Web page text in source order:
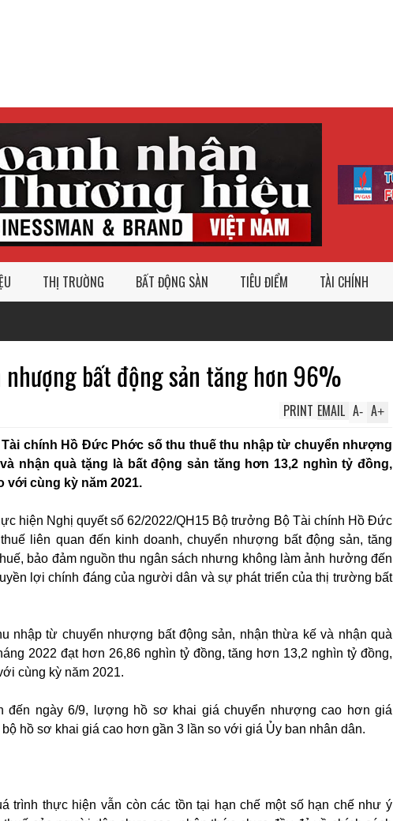
THỊ TRƯỜNG BẤT ĐỘNG SÀN TIÊU ĐIỂM TÀI CHÍNH
bất động sản tăng hơn 96%
A+
A-
EMAIL
PRINT
chính Hồ Đức Phớc số thu thuế thu nhập từ chuyển nhượng
nhận quà tặng là bất động sản tăng hơn 13,2 nghìn tỷ đồng,
với cùng kỳ năm 2021.
hiện Nghị quyết số 62/2022/QH15 Bộ trưởng Bộ Tài chính Hồ Đức
liên quan đến kinh doanh, chuyển nhượng bất động sản, tăng
bảo đảm nguồn thu ngân sách nhưng không làm ảnh hưởng đến
lợi chính đáng của người dân và sự phát triển của thị trường bất
nhập từ chuyển nhượng bất động sản, nhận thừa kế và nhận quà
2022 đạt hơn 26,86 nghìn tỷ đồng, tăng hơn 13,2 nghìn tỷ đồng,
cùng kỳ năm 2021.
đến ngày 6/9, lượng hồ sơ khai giá chuyển nhượng cao hơn giá
hồ sơ khai giá cao hơn gần 3 lần so với giá Ủy ban nhân dân.
trình thực hiện vẫn còn các tồn tại hạn chế một số hạn chế như ý